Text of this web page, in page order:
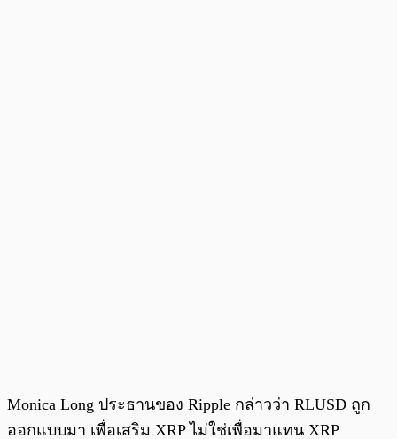
Monica Long ประธานของ Ripple กล่าวว่า RLUSD ถูก
ออกแบบมา เพื่อเสริม XRP ไม่ใช่เพื่อมาแทน XRP